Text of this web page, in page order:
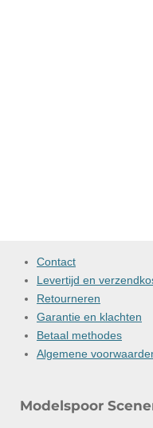
Contact
Levertijd en
Retourneren
Garantie en klachten
Betaal methodes
Algemene
Modelspoor